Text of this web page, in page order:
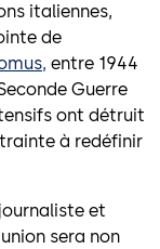
italiennes,
de
entre 1944
Guerre
ont détruit
à redéfinir
et
sera non